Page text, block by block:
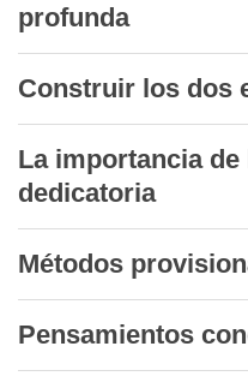
profunda
Construir los dos
La importancia
dedicatoria
Métodos
Pensamientos